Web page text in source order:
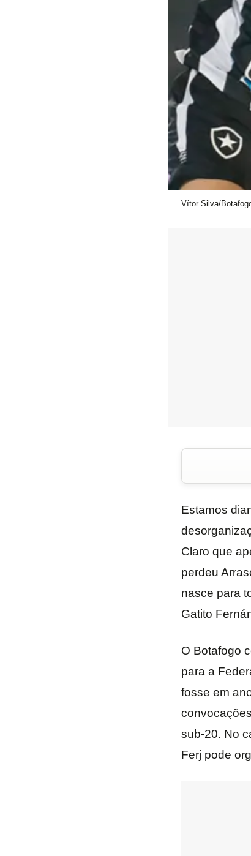
Vítor Silva/
Estamos
Claro que
perdeu
nasce para
Gatito
O Botafogo
para a
fosse em
sub-20. No
Ferj pode